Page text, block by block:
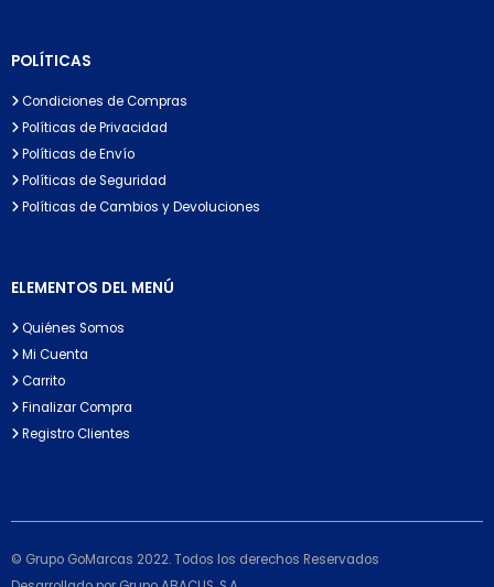
POLÍTICAS
Condiciones de Compras
Políticas de Privacidad
Políticas de Envío
Políticas de Seguridad
Políticas de Cambios y Devoluciones
ELEMENTOS DEL MENÚ
Quiénes Somos
Mi Cuenta
Carrito
Finalizar Compra
Registro Clientes
© Grupo GoMarcas 2022. Todos los derechos Reservados